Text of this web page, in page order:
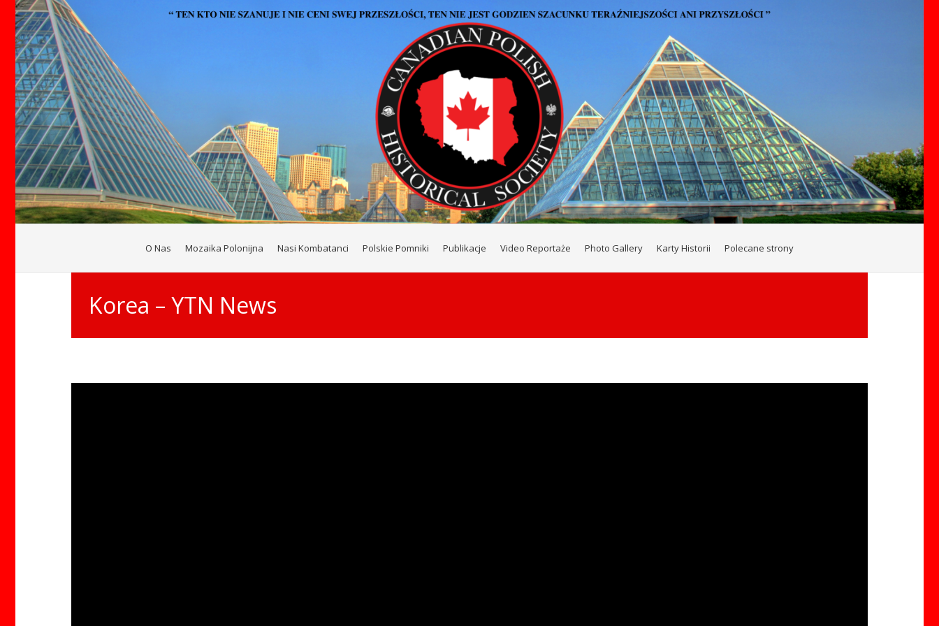
O Nas Mozaika Polonijna Nasi Kombatanci Polskie Pomniki Publikacje Video Reportaże Photo Gallery Karty Historii Polecane strony
Korea – YTN News